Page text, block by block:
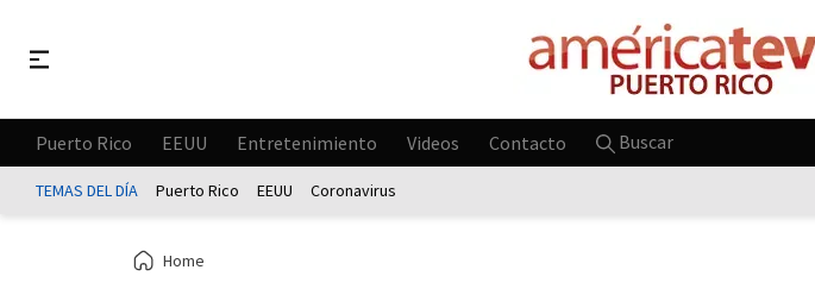
Puerto Rico EEUU Entretenimiento Videos Contacto Buscar
TEMAS DEL DÍA Puerto Rico EEUU Coronavirus
Home